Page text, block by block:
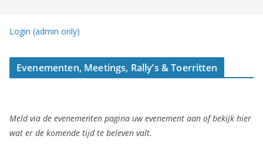
Login (admin only)
Evenementen, Meetings, Rally’s & Toerritten
Meld via de evenementen pagina uw evenement aan of bekijk hier
wat er de komende tijd te beleven valt.